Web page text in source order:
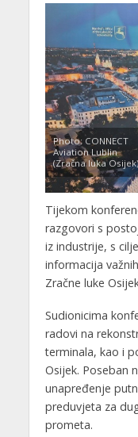
Photo: CONNECT
Aviation Lublin
(Zračna luka Osijek)
Tijekom
razgovori s
iz industrije, s
informacija
Zračne luke
Sudionicima
radovi na
terminala, kao i
Osijek. Poseban
unapređenje
preduvjeta za
prometa.